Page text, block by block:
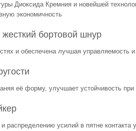
Диоксида Кремния и новейшей
экономичность
бортовой шнур
и обеспечена лучшая управляемость
её форму, улучшает устойчивость при
распределению усилий в пятне контакта